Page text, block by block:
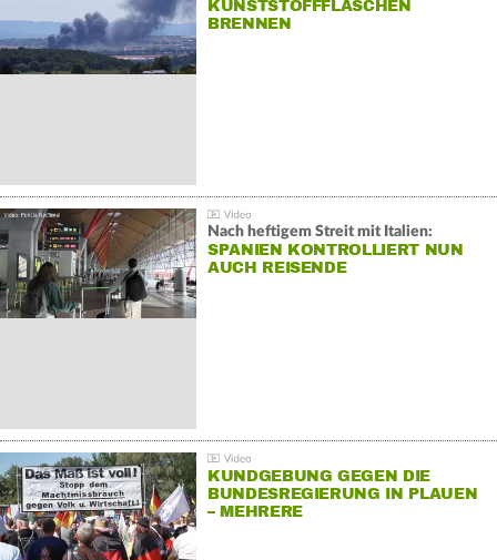
KUNSTSTOFFFLASCHEN
BRENNEN
Nach heftigem Streit mit Italien:
SPANIEN KONTROLLIERT NUN
AUCH REISENDE
KUNDGEBUNG GEGEN DIE
BUNDESREGIERUNG IN PLAUEN
– MEHRERE